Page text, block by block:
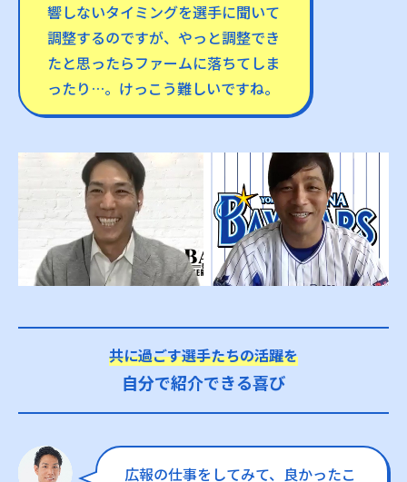
響しないタイミングを選手に聞いて
調整するのですが、やっと調整でき
たと思ったらファームに落ちてしま
ったり…。けっこう難しいですね。
共に過ごす選手たちの活躍を
自分で紹介できる喜び
広報の仕事をしてみて、良かったこ